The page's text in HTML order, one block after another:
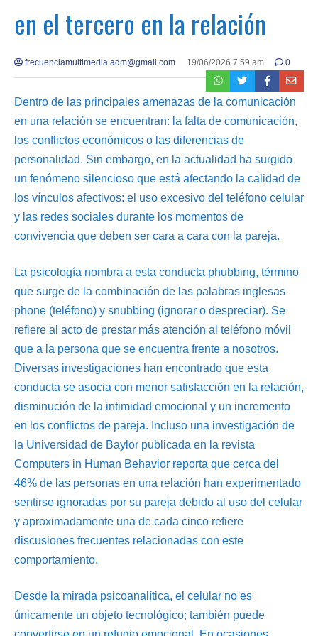
en el tercero en la relación
frecuenciamultimedia.adm@gmail.com 19/06/2026 7:59 am 0
Dentro de las principales amenazas de la comunicación
en una relación se encuentran: la falta de comunicación,
los conflictos económicos o las diferencias de
personalidad. Sin embargo, en la actualidad ha surgido
un fenómeno silencioso que está afectando la calidad de
los vínculos afectivos: el uso excesivo del teléfono celular
y las redes sociales durante los momentos de
convivencia que deben ser cara a cara con la pareja.
La psicología nombra a esta conducta phubbing, término
que surge de la combinación de las palabras inglesas
phone (teléfono) y snubbing (ignorar o despreciar). Se
refiere al acto de prestar más atención al teléfono móvil
que a la persona que se encuentra frente a nosotros.
Diversas investigaciones han encontrado que esta
conducta se asocia con menor satisfacción en la relación,
disminución de la intimidad emocional y un incremento
en los conflictos de pareja. Incluso una investigación de
la Universidad de Baylor publicada en la revista
Computers in Human Behavior reporta que cerca del
46% de las personas en una relación han experimentado
sentirse ignoradas por su pareja debido al uso del celular
y aproximadamente una de cada cinco refiere
discusiones frecuentes relacionadas con este
comportamiento.
Desde la mirada psicoanalítica, el celular no es
únicamente un objeto tecnológico; también puede